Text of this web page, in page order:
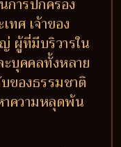
ทศ เจ้าของ
ผู้ที่มีบริวารใน
บุคคลทั้งหลาย
ของธรรมชาติ
ความหลุดพ้น